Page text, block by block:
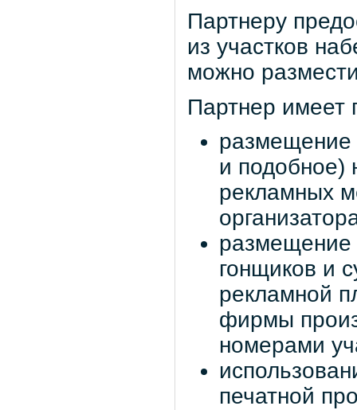
Партнеру
из участков
можно
Партнер имеет
размещение
и подобное)
рекламных
размещение
гонщиков и
рекламной
фирмы
номерами
печатной